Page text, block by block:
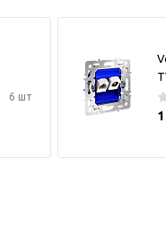
6 шт